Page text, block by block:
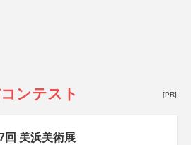
ンテスト [PR]
回 美浜美術展